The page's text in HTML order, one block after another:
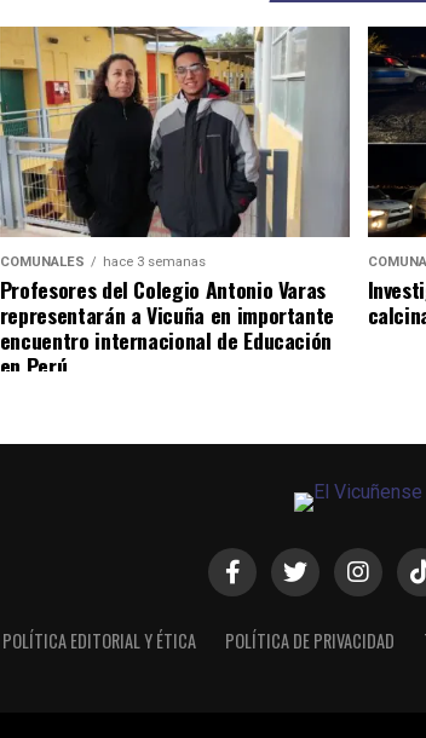
COMUNALES hace 3 semanas
Profesores del Colegio Antonio Varas
representarán a Vicuña en importante
encuentro internacional de Educación
en Perú
POLÍTICA EDITORIAL Y ÉTICA POLÍTICA DE PRIVACIDAD